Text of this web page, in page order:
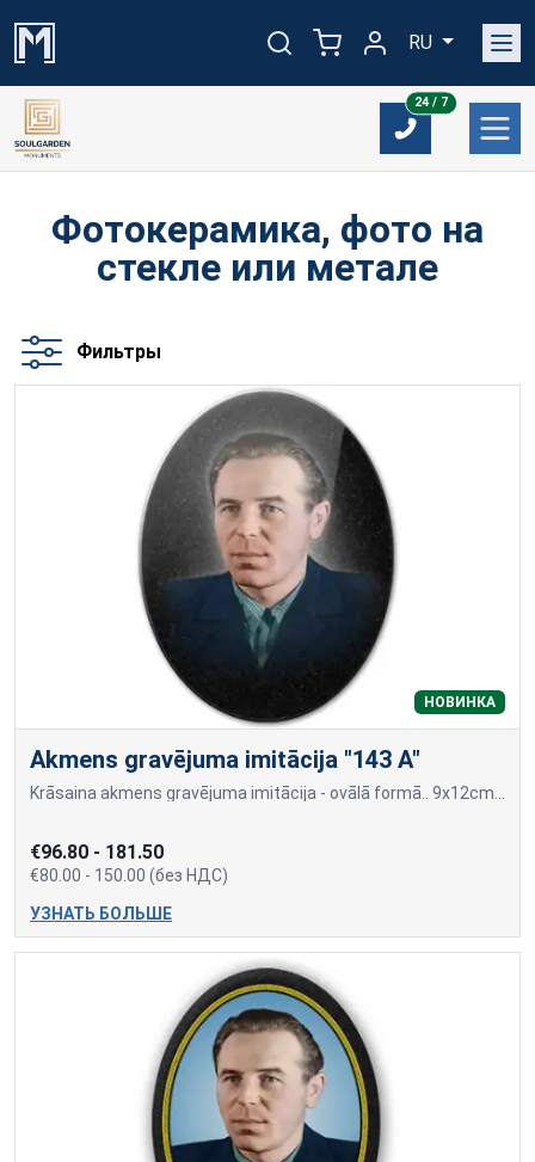
RU
24 / 724/7
Фотокерамика, фото на
стекле или метале
Фильтры
НОВИНКА
Akmens gravējuma imitācija "143 A"
€96.80 - 181.50
€80.00 - 150.00 (без НДС)
УЗНАТЬ БОЛЬШЕ